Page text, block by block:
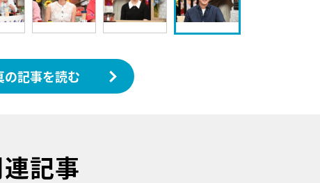
の記事を読む
記事